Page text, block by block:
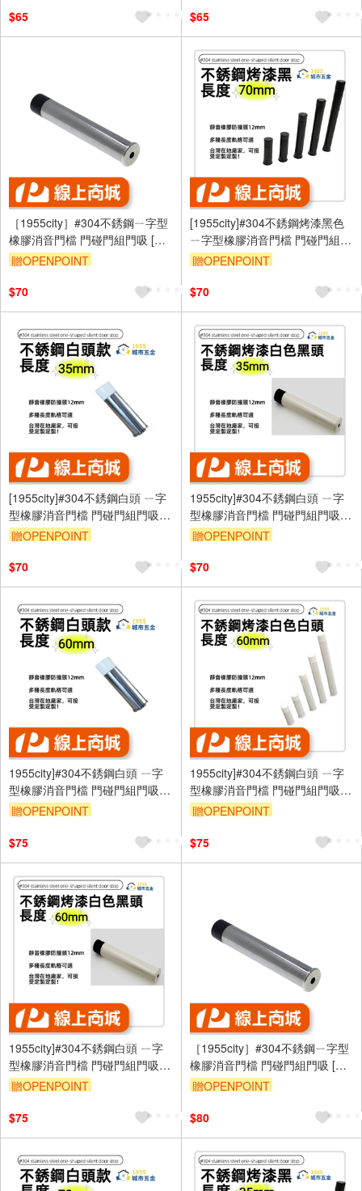
$65
$65
［1955city］#304不銹鋼ㄧ字型
橡膠消音門檔 門碰門組門吸 [長
度60mm]
贈OPENPOINT
$70
[1955city]#304不銹鋼烤漆黑色
ㄧ字型橡膠消音門檔 門碰門組門
吸[打孔款1101-D [烤漆黑
贈OPENPOINT
$70
[1955city]#304不銹鋼白頭 ㄧ字
型橡膠消音門檔 門碰門組門吸
[打孔款1101-C [不銹鋼白頭
贈OPENPOINT
$70
1955city]#304不銹鋼白頭 ㄧ字
型橡膠消音門檔 門碰門組門吸打
孔款1101-A 不銹鋼烤漆白+黑頭
贈OPENPOINT
$70
1955city]#304不銹鋼白頭 ㄧ字
型橡膠消音門檔 門碰門組門吸打
孔款1101-c [ 不銹鋼白頭60mm]
贈OPENPOINT
$75
1955city]#304不銹鋼白頭 ㄧ字
型橡膠消音門檔 門碰門組門吸打
孔款1101-B 不銹鋼烤漆白+白頭
贈OPENPOINT
$75
1955city]#304不銹鋼白頭 ㄧ字
型橡膠消音門檔 門碰門組門吸打
孔款1101-A 不銹鋼烤漆白+黑頭
贈OPENPOINT
$75
［1955city］#304不銹鋼ㄧ字型
橡膠消音門檔 門碰門組門吸 [長
度70mm]
贈OPENPOINT
$80